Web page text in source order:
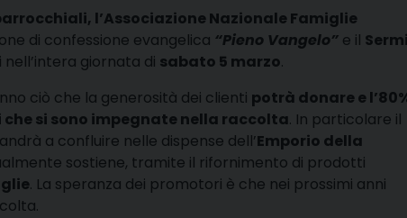
l’Associazione Nazionale Famiglie
di confessione evangelica “Pieno Vangelo” e il
giornata di sabato 5 marzo.
ciò che la generosità dei clienti potrà donare e
si sono impegnate nella raccolta. In particolare il
a confluire nelle dispense dell’Emporio della
sostiene, tramite il rifornimento di prodotti
. La speranza dei promotori è che nei prossimi anni